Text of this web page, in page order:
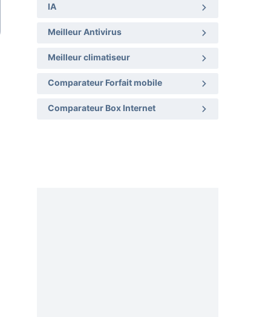
IA
Meilleur Antivirus
Meilleur climatiseur
Comparateur Forfait mobile
Comparateur Box Internet